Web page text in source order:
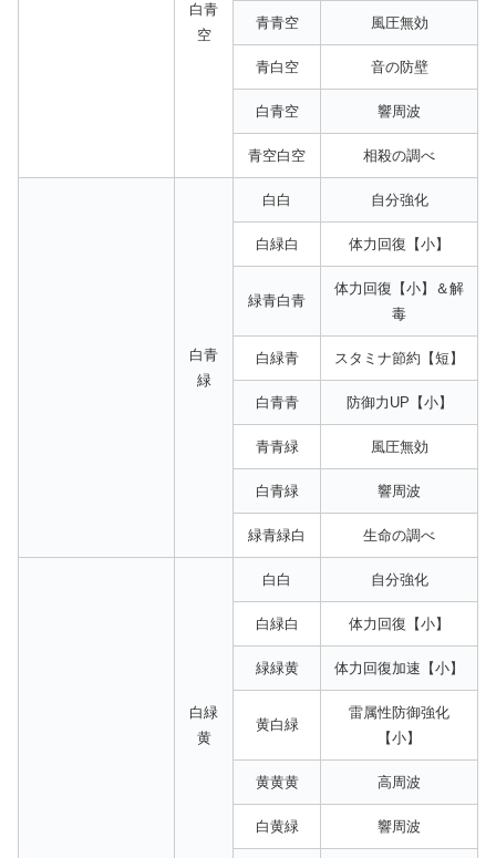
白青
空
青青空 風圧無効
青白空 音の防壁
白青空 響周波
青空白空 相殺の調べ
白青
緑
白白 自分強化
白緑白 体力回復【小】
緑青白青
体力回復【小】＆解
毒
白緑青 スタミナ節約【短】
白青青 防御力UP【小】
青青緑 風圧無効
白青緑 響周波
緑青緑白 生命の調べ
白緑
黄
白白 自分強化
白緑白 体力回復【小】
緑緑黄 体力回復加速【小】
黄白緑
雷属性防御強化
【小】
黄黄黄 高周波
白黄緑 響周波